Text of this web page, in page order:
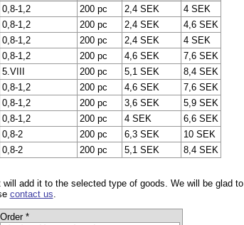
0,8-1,2 200 pc 2,4 SEK
4 SEK
0,8-1,2 200 pc 2,4 SEK
4,6 SEK
0,8-1,2 200 pc 2,4 SEK
4 SEK
0,8-1,2 200 pc 4,6 SEK
7,6 SEK
5.VIII 200 pc 5,1 SEK
8,4 SEK
0,8-1,2 200 pc 4,6 SEK
7,6 SEK
0,8-1,2 200 pc 3,6 SEK
5,9 SEK
0,8-1,2 200 pc 4 SEK
6,6 SEK
0,8-2 200 pc 6,3 SEK
10 SEK
0,8-2 200 pc 5,1 SEK 8,4 SEK
add it to the selected type of goods. We will be glad to
contact us.
Order *